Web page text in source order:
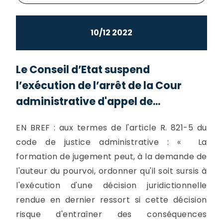
10/12 2022
Le Conseil d’Etat suspend
l’exécution de l’arrêt de la Cour
administrative d'appel de...
EN BREF : aux termes de l'article R. 821-5 du
code de justice administrative : « La
formation de jugement peut, à la demande de
l'auteur du pourvoi, ordonner qu'il soit sursis à
l'exécution d'une décision juridictionnelle
rendue en dernier ressort si cette décision
risque d'entraîner des conséquences